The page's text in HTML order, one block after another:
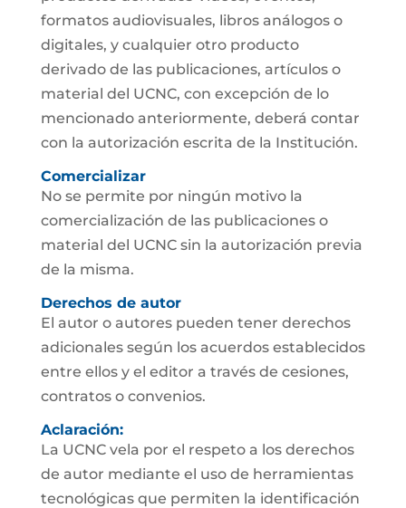
formatos audiovisuales, libros análogos o
digitales, y cualquier otro producto
derivado de las publicaciones, artículos o
material del UCNC, con excepción de lo
mencionado anteriormente, deberá contar
con la autorización escrita de la Institución.
Comercializar
No se permite por ningún motivo la
comercialización de las publicaciones o
material del UCNC sin la autorización previa
de la misma.
Derechos de autor
El autor o autores pueden tener derechos
adicionales según los acuerdos establecidos
entre ellos y el editor a través de cesiones,
contratos o convenios.
Aclaración:
La UCNC vela por el respeto a los derechos
de autor mediante el uso de herramientas
tecnológicas que permiten la identificación